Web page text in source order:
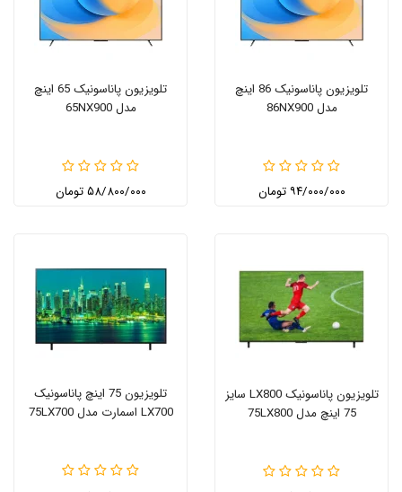
تلویزیون پاناسونیک 86 اینچ
مدل 86NX900
۹۴/۰۰۰/۰۰۰ تومان
تلویزیون پاناسونیک 65 اینچ
مدل 65NX900
۵۸/۸۰۰/۰۰۰ تومان
تلویزیون پاناسونیک LX800 سایز
75 اینچ مدل 75LX800
تلویزیون 75 اینچ پاناسونیک
LX700 اسمارت مدل 75LX700